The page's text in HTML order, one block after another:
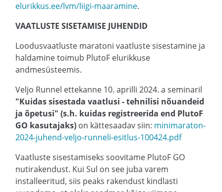
elurikkus.ee/lvm/liigi-maaramine.
VAATLUSTE SISETAMISE JUHENDID
Loodusvaatluste maratoni vaatluste sisestamine ja
haldamine toimub PlutoF elurikkuse
andmesüsteemis.
Veljo Runnel ettekanne 10. aprilli 2024. a seminaril
"Kuidas sisestada vaatlusi - tehnilisi nõuandeid
ja õpetusi" (s.h. kuidas registreerida end PlutoF
GO kasutajaks) on kättesaadav siin: minimaraton-
2024-juhend-veljo-runneli-esitlus-100424.pdf
Vaatluste sisestamiseks soovitame PlutoF GO
nutirakendust. Kui Sul on see juba varem
installeeritud, siis peaks rakendust kindlasti